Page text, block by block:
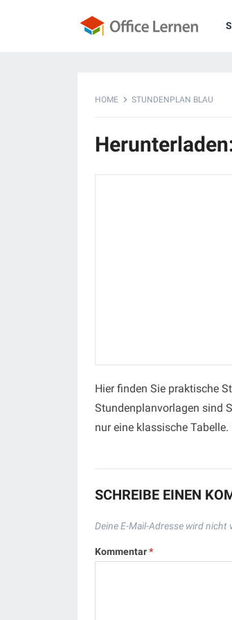
HOME STUNDENPLAN BLAU
Hier finden Sie praktische
Stundenplanvorlagen sind
nur eine klassische
SCHREIBE EINEN
Deine E-Mail-Adresse wird
Kommentar*